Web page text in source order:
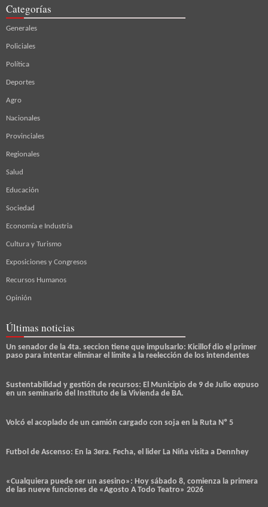
Categorías
Generales
Policiales
Política
Deportes
Agro
Nacionales
Provinciales
Regionales
Salud
Educación
Sociedad
Economía e Industria
Cultura y Turismo
Exposiciones y Congresos
Recursos Humanos
Opinión
Últimas noticias
Un senador de la 4ta. seccion tiene que impulsarlo: Kicillof dio el primer
paso para intentar eliminar el límite a la reelección de los intendentes
Sustentabilidad y gestión de recursos: El Municipio de 9 de Julio expuso
en un seminario del Instituto de la Vivienda de BA.
Volcó el acoplado de un camión cargado con soja en la Ruta Nº 5
Futbol de Ascenso: En la 3era. Fecha, el lider La Niña visita a Dennhey
«Cualquiera puede ser un asesino»: Hoy sábado 8, comienza la primera
de las nueve funciones de «Agosto A Todo Teatro» 2026